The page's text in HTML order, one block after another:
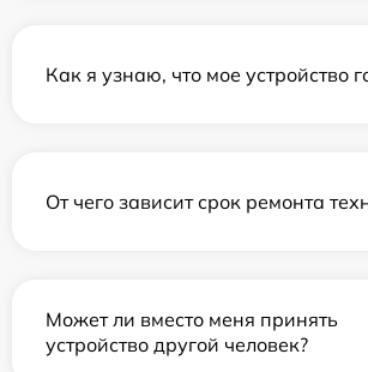
Как я узнаю, что мое устройство
От чего зависит срок ремонта
Может ли вместо меня принять
устройство другой человек?